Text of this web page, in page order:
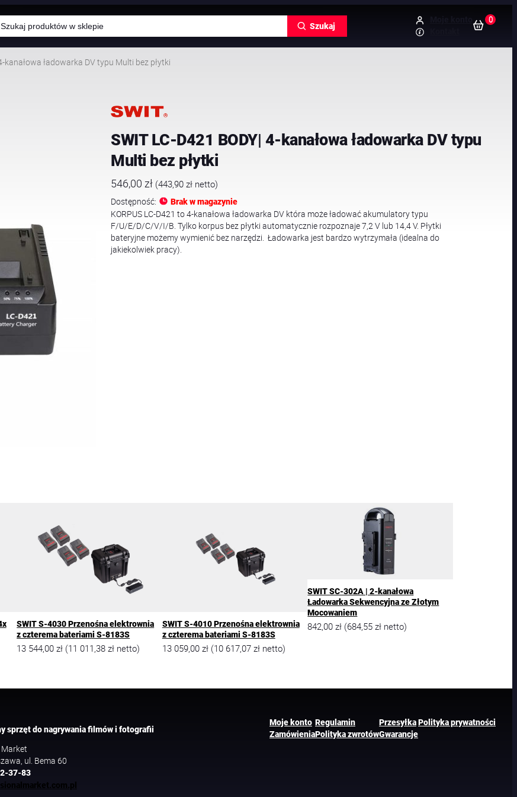
Szukaj
0
kanałowa ładowarka DV typu Multi bez płytki
SWIT LC-D421 BODY| 4-kanałowa ładowarka DV typu
Multi bez płytki
546,00 zł (443,90 zł netto)
Dostępność:
Brak w magazynie
KORPUS LC-D421 to 4-kanałowa ładowarka DV która może ładować akumulatory typu
F/U/E/D/C/V/I/B. Tylko korpus bez płytki automatycznie rozpoznaje 7,2 V lub 14,4 V. Płytki
bateryjne możemy wymienić bez narzędzi. Ładowarka jest bardzo wytrzymała (idealna do
jakiekolwiek pracy).
SWIT S-4030 Przenośna elektrownia
z czterema bateriami S-8183S
13 544,00zł (11 011,38zł netto)
SWIT S-4010 Przenośna elektrownia
z czterema bateriami S-8183S
13 059,00 zł (10 617,07 złnetto)
SWIT SC-302A | 2-kanałowa
Ładowarka Sekwencyjna ze Złotym
Mocowaniem
842,00zł (684,55zł netto)
sprzęt do nagrywania filmów i fotografii
ul. Bema 60
37-83
Moje konto
Zamówienia
Regulamin
Polityka zwrotów
Przesyłka
Gwarancje
Polityka prywatności